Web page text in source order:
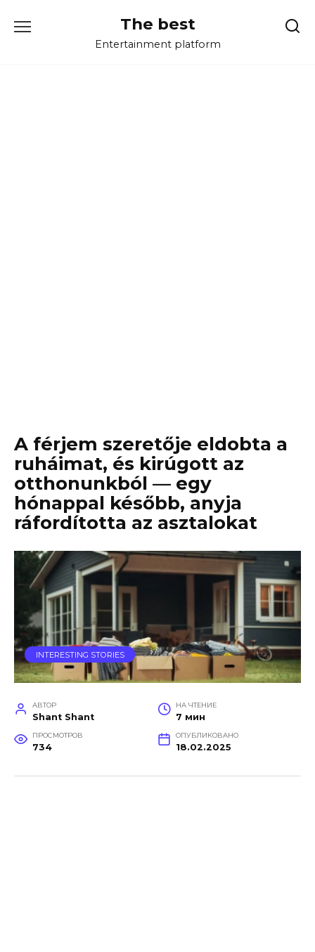
The best
Entertainment platform
A férjem szeretője eldobta a
ruháimat, és kirúgott az
otthonunkból — egy
hónappal később, anyja
ráfordította az asztalokat
INTERESTING STORIES
АВТОР
Shant Shant
НА ЧТЕНИЕ
7 мин
ПРОСМОТРОВ
734
ОПУБЛИКОВАНО
18.02.2025